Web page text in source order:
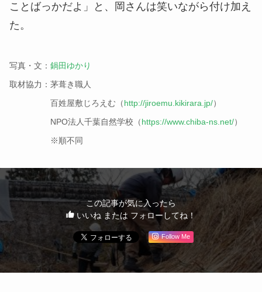
ことばっかだよ」と、岡さんは笑いながら付け加え
た。
写真・文： 鍋田ゆかり
取材協力：茅葺き職人
百姓屋敷じろえむ（http://jiroemu.kikirara.jp/）
NPO法人千葉自然学校（https://www.chiba-ns.net/）
※順不同
この記事が気に入ったら
いいね または フォローしてね！
Follow Me